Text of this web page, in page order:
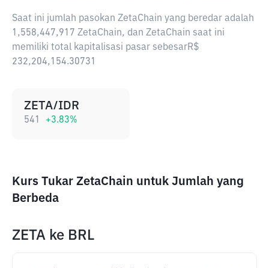
Saat ini jumlah pasokan ZetaChain yang beredar adalah
1,558,447,917 ZetaChain, dan ZetaChain saat ini
memiliki total kapitalisasi pasar sebesarR$
232,204,154.30731
ZETA/IDR
541 +3.83%
Kurs Tukar ZetaChain untuk Jumlah yang
Berbeda
ZETA ke BRL